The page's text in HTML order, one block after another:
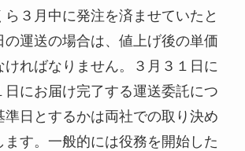
ら３月中に発注を済ませていたと
の運送の場合は、値上げ後の単価
ければなりません。３月３１日に
日にお届け完了する運送委託につ
準日とするかは両社での取り決め
ます。一般的には役務を開始した